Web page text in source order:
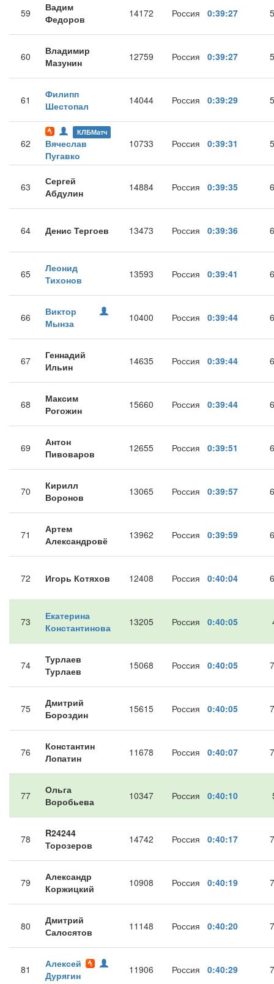
59
Вадим
Федоров
14172 Россия 0:39:27
60
Владимир
Мазунин
12759 Россия 0:39:27
61
Филипп
Шестопал
14044 Россия 0:39:29
62
КЛБМатч
Вячеслав
Пугавко
10733 Россия 0:39:31
63
Сергей
Абдулин
14884 Россия 0:39:35
64 Денис Тергоев 13473 Россия 0:39:36
65
Леонид
Тихонов
13593 Россия 0:39:41
66
Виктор
Мынза
10400 Россия 0:39:44
67
Геннадий
Ильин
14635 Россия 0:39:44
68
Максим
Рогожин
15660 Россия 0:39:44
69
Антон
Пивоваров
12655 Россия 0:39:51
70
Кирилл
Воронов
13065 Россия 0:39:57
71
Артем
Александровё
13962 Россия 0:39:59
72 Игорь Котяхов 12408 Россия 0:40:04
73
Екатерина
Константинова
13205 Россия 0:40:05
74
Турлаев
Турлаев
15068 Россия 0:40:05
75
Дмитрий
Бороздин
15615 Россия 0:40:05
76
Константин
Лопатин
11678 Россия 0:40:07
77
Ольга
Воробьева
10347 Россия 0:40:10
78
R24244
Торозеров
14742 Россия 0:40:17
79
Александр
Коржицкий
10908 Россия 0:40:19
80
Дмитрий
Салосятов
11148 Россия 0:40:20
81
Алексей
Дурягин
11906 Россия 0:40:29